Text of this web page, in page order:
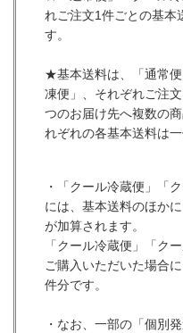
れご注文1件ごとの基本
す。
★基本送料は、「通常
凍便」、それぞれご注
つのお届け先へ複数の
れぞれの各基本送料は一
・「クール冷蔵便」「
には、基本送料のほか
が加算されます。
「クール冷蔵便」「ク
ご購入いただいた場合
件分です。
・なお、一部の「個別